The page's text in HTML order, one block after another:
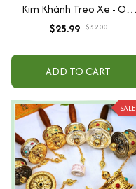
Kim Khánh Treo Xe - Om
Mani Padme Hum
$25.99 $32.00
ADD TO CART
SALE